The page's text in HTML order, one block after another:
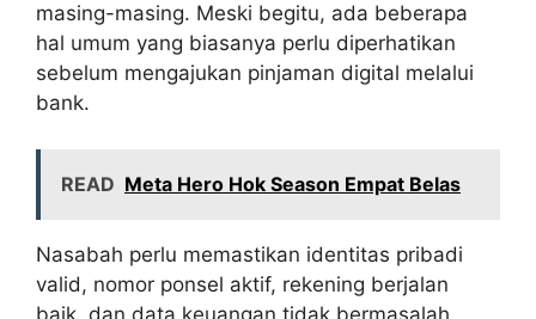
masing-masing. Meski begitu, ada beberapa
hal umum yang biasanya perlu diperhatikan
sebelum mengajukan pinjaman digital melalui
bank.
READ Meta Hero Hok Season Empat Belas
Nasabah perlu memastikan identitas pribadi
valid, nomor ponsel aktif, rekening berjalan
baik, dan data keuangan tidak bermasalah.